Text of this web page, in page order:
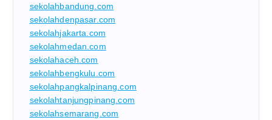
sekolahbandung.com
sekolahdenpasar.com
sekolahjakarta.com
sekolahmedan.com
sekolahaceh.com
sekolahbengkulu.com
sekolahpangkalpinang.com
sekolahtanjungpinang.com
sekolahsemarang.com